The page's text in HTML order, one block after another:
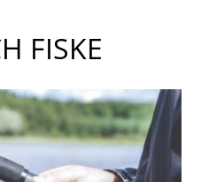
FISKE